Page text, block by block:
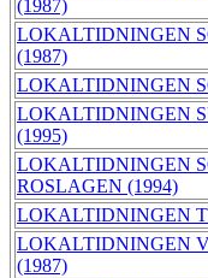
(1987)
LOKALTIDNINGEN
(1987)
LOKALTIDNINGEN
LOKALTIDNINGEN
(1995)
LOKALTIDNINGEN
ROSLAGEN (1994)
LOKALTIDNINGEN
LOKALTIDNINGEN
(1987)